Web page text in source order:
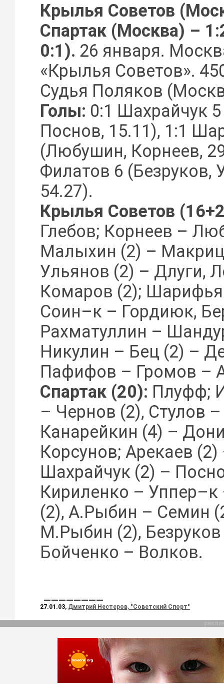
Крылья Советов
Спартак (Москва) –
0:1). 26 января.
«Крылья Советов».
Судья Поляков
Голы: 0:1 Шахрайчук
Поснов, 15.11), 1:1
(Любушин, Корнеев,
Филатов 6 (Безруков,
54.27).
Крылья Советов
Глебов; Корнеев –
Малыхин (2) –
Ульянов (2) – Длуги,
Комаров (2);
Соин–к – Гордиюк,
Рахматуллин –
Никулин – Бец (2) –
Пафифов – Громов –
Спартак (20): Плуфф;
– Чернов (2), Стулов
Канарейкин (4) –
Корсунов; Арекаев (2)
Шахрайчук (2) –
Кириленко –
(2), А.Рыбин – Семин
М.Рыбин (2),
Бойченко – Волков.
________
27.01.03, Дмитрий Нестеров, "Советский Спорт"